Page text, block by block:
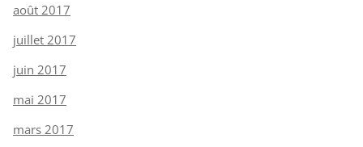
août 2017
juillet 2017
juin 2017
mai 2017
mars 2017